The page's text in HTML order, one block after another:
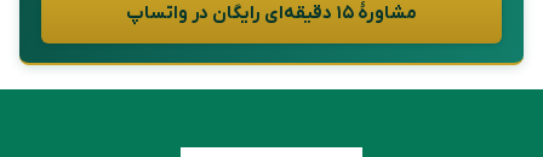
مشاورهٔ ۱۵ دقیقه‌ای رایگان در واتساپ